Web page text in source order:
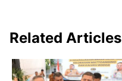
Related Articles